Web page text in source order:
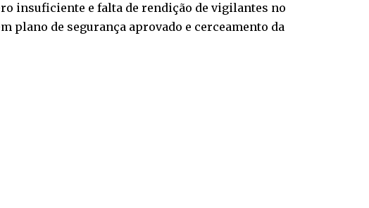
insuficiente e falta de rendição de vigilantes no
plano de segurança aprovado e cerceamento da